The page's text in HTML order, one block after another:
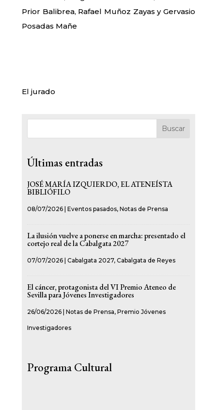
Prior Balibrea, Rafael Muñoz Zayas y Gervasio
Posadas Mañe
El jurado
Buscar
Últimas entradas
JOSÉ MARÍA IZQUIERDO, EL ATENEÍSTA
BIBLIÓFILO
08/07/2026| Eventos pasados, Notas de Prensa
La ilusión vuelve a ponerse en marcha: presentado el
cortejo real de la Cabalgata 2027
07/07/2026| Cabalgata 2027, Cabalgata de Reyes
El cáncer, protagonista del VI Premio Ateneo de
Sevilla para Jóvenes Investigadores
26/06/2026| Notas de Prensa, Premio Jóvenes
Investigadores
Programa Cultural